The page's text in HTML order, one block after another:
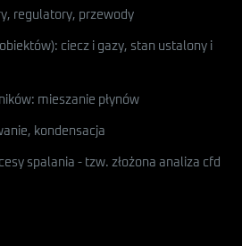
regulatory, przewody
ciecz i gazy, stan ustalony i
mieszanie płynów
kondensacja
spalania - tzw. złożona analiza cfd